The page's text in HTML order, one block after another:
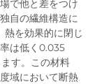
で他と差をつけ
自の繊維構造に
を効果的に閉じ
は低く0.035
す。この材料
域において断熱